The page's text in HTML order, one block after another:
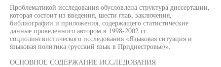
Проблематикой исследования обусловлена структура диссертации,
которая состоит из введения, шести глав, заключения,
библиографии и приложения, содержащего статистические
данные проведенного автором в 1998-2002 гг.
социолингвистического исследования «Языковая ситуация и
языковая политика (русский язык в Приднестровье)».
ОСНОВНОЕ СОДЕРЖАНИЕ ИССЛЕДОВАНИЯ